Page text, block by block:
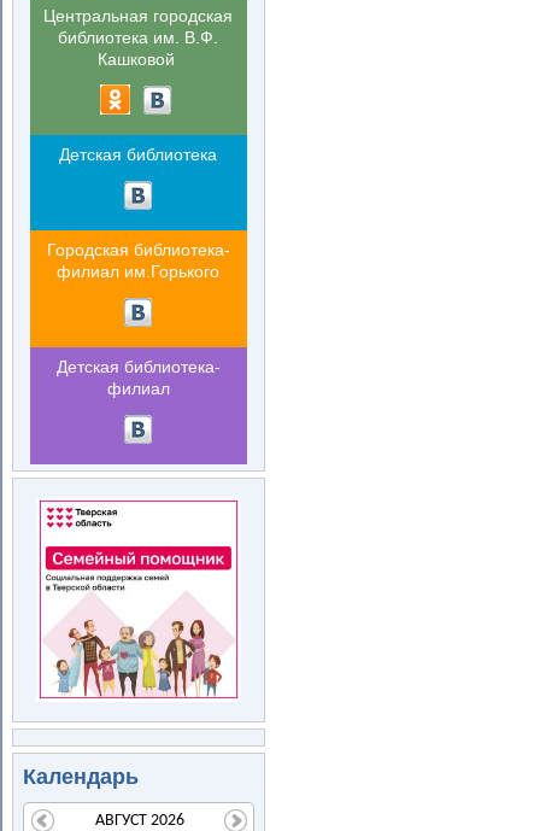
Центральная городская
библиотека им. В.Ф.
Кашковой
Детская библиотека
Городская библиотека-
филиал им.Горького
Детская библиотека-
филиал
Календарь
АВГУСТ 2026